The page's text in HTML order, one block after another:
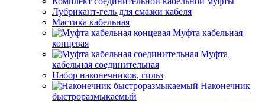
Лубрикант-гель для смазки кабеля
Мастика кабельная
Муфта кабельная
концевая
Муфта
кабельная соединительная
Набор наконечников, гильз
Наконечник
быстроразмыкаемый